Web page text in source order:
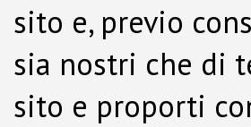
sito e, previo
sia nostri che di
sito e proporti